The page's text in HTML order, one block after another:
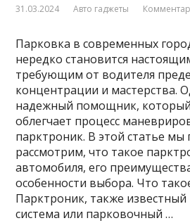
31.03.2024 Авто гаджеты
Парковка в современных
нередко становится
требующим от водителя
концентрации и мастерства.
надежный помощник,
облегчает процесс
парктроник. В этой статье мы
рассмотрим, что такое
автомобиля, его
особенности выбора. Что
Парктроник, также
система или парковочный …